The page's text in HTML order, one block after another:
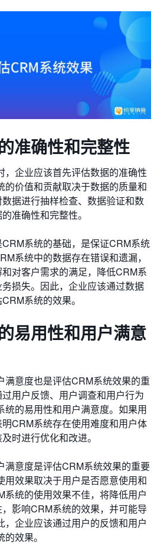
准确性和完整性
，企业应该首先评估数据的准确性
的价值和贡献取决于数据的质量和
据进行抽样检查、数据验证和数
准确性和完整性。
系统的基础，是保证CRM系统
系统中的数据存在错误和遗漏，
对客户需求的满足，降低CRM系
损失。因此，企业应该通过数据
系统的效果。
易用性和用户满意
满意度也是评估CRM系统效果的重
用户反馈、用户调查和用户行为
统的易用性和用户满意度。如果用
CRM系统存在使用难度和用户体
时进行优化和改进。
满意度是评估CRM系统效果的重要
用效果取决于用户是否愿意使用和
统的使用效果不佳，将降低用户
影响CRM系统的效果，并可能导
企业应该通过用户的反馈和用户
效果。